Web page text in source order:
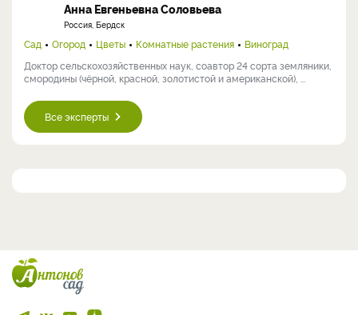
Анна Евгеньевна Соловьева
Россия, Бердск
Сад Огород Цветы Комнатные растения
Виноград
Доктор сельскохозяйственных наук, соавтор 24 сорта земляники,
смородины (чёрной, красной, золотистой и американской), ...
Все эксперты